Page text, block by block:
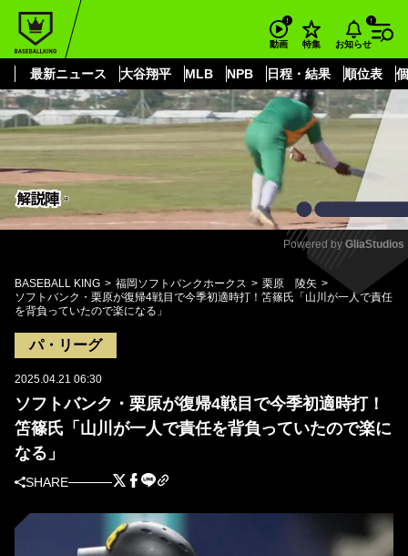
動画 特集 お知らせ
最新ニュース 大谷翔平 MLB NPB 日程・結果 順位表
もっと見る
Mute
Powered by GliaStudios
BASEBALL KING 福岡ソフトバンクホークス
栗原 陵矢
ソフトバンク・栗原が復帰4戦目で今季初適時打！笘篠氏「山川が一人で責任
を背負っていたので楽になる」
パ・リーグ
2025.04.21 06:30
ソフトバンク・栗原が復帰4戦目で今季初適時打！
笘篠氏「山川が一人で責任を背負っていたので楽に
なる」
SHARE